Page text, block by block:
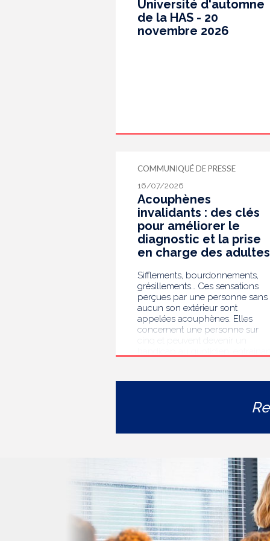
Université d'automne
de la HAS - 20
novembre 2026
COMMUNIQUÉ DE PRESSE
16/07/2026
Acouphènes
invalidants : des clés
pour améliorer le
diagnostic et la prise
en charge des adultes
Sifflements, bourdonnements,
grésillements… Ces sensations
perçues par une personne sans
aucun son extérieur sont
appelées acouphènes. Elles
concernent une personne sur
l’isolement ou de l’anxiété. Face à
thérapeutique rencontrée par les
diagnostic et l’accompagnement
des personnes présentant des
acouphènes chroniques
invalidants . Elle publie
aujourd’hui ses travaux, destinés
aux professionnels de santé [1]
impliqués dans le suivi de ces
patients.